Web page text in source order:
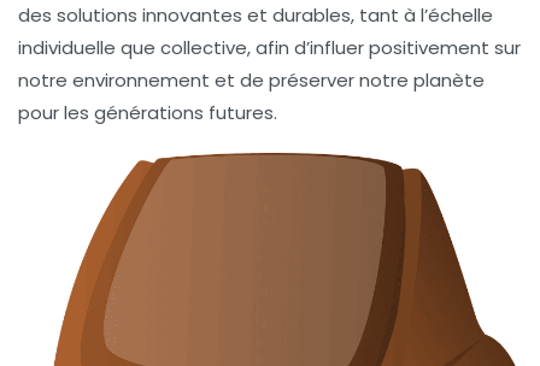
des solutions innovantes et durables, tant à l’échelle
individuelle que collective, afin d’influer positivement sur
notre environnement et de préserver notre planète
pour les générations futures.